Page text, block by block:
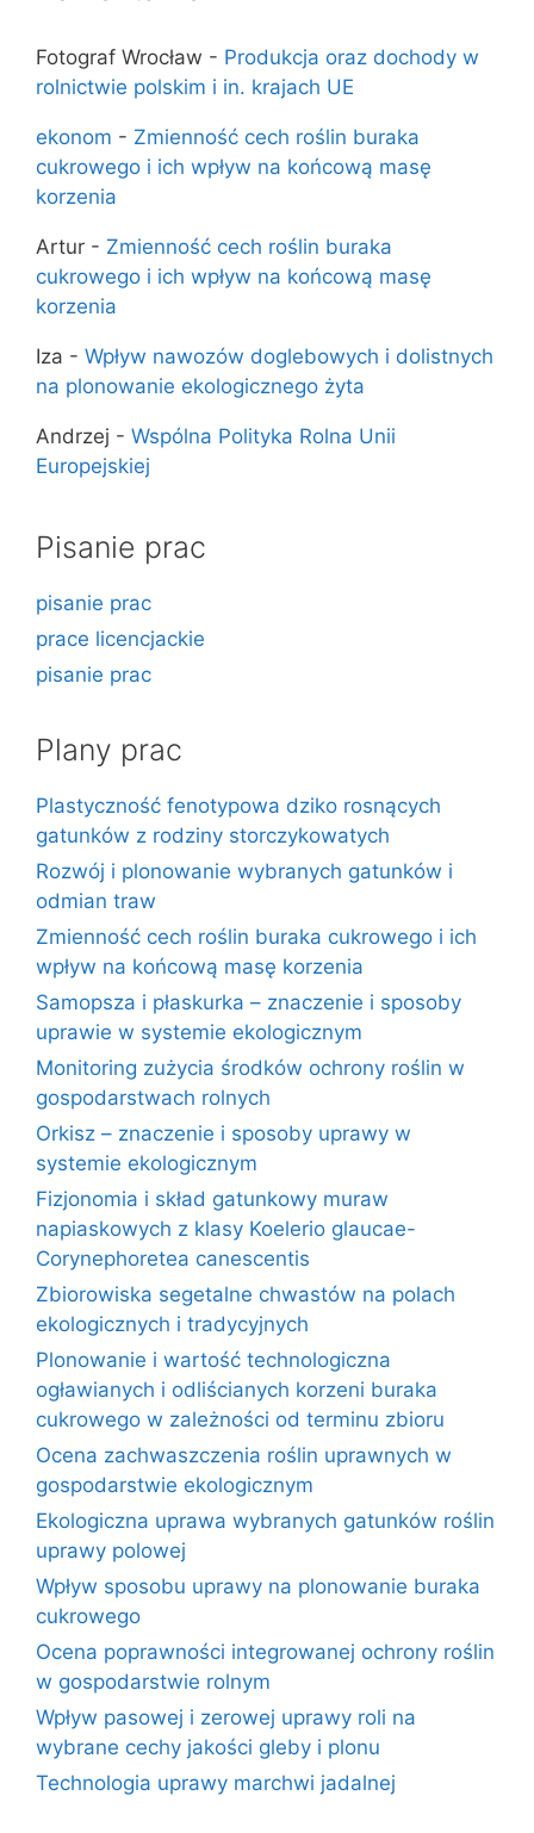
Fotograf Wrocław - Produkcja oraz dochody w
rolnictwie polskim i in. krajach UE
ekonom - Zmienność cech roślin buraka
cukrowego i ich wpływ na końcową masę
korzenia
Artur - Zmienność cech roślin buraka
cukrowego i ich wpływ na końcową masę
korzenia
Iza - Wpływ nawozów doglebowych i dolistnych
na plonowanie ekologicznego żyta
Andrzej - Wspólna Polityka Rolna Unii
Europejskiej
Pisanie prac
pisanie prac
prace licencjackie
pisanie prac
Plany prac
Plastyczność fenotypowa dziko rosnących
gatunków z rodziny storczykowatych
Rozwój i plonowanie wybranych gatunków i
odmian traw
Zmienność cech roślin buraka cukrowego i ich
wpływ na końcową masę korzenia
Samopsza i płaskurka – znaczenie i sposoby
uprawie w systemie ekologicznym
Monitoring zużycia środków ochrony roślin w
gospodarstwach rolnych
Orkisz – znaczenie i sposoby uprawy w
systemie ekologicznym
Fizjonomia i skład gatunkowy muraw
napiaskowych z klasy Koelerio glaucae-
Corynephoretea canescentis
Zbiorowiska segetalne chwastów na polach
ekologicznych i tradycyjnych
Plonowanie i wartość technologiczna
ogławianych i odliścianych korzeni buraka
cukrowego w zależności od terminu zbioru
Ocena zachwaszczenia roślin uprawnych w
gospodarstwie ekologicznym
Ekologiczna uprawa wybranych gatunków roślin
uprawy polowej
Wpływ sposobu uprawy na plonowanie buraka
cukrowego
Ocena poprawności integrowanej ochrony roślin
w gospodarstwie rolnym
Wpływ pasowej i zerowej uprawy roli na
wybrane cechy jakości gleby i plonu
Technologia uprawy marchwi jadalnej